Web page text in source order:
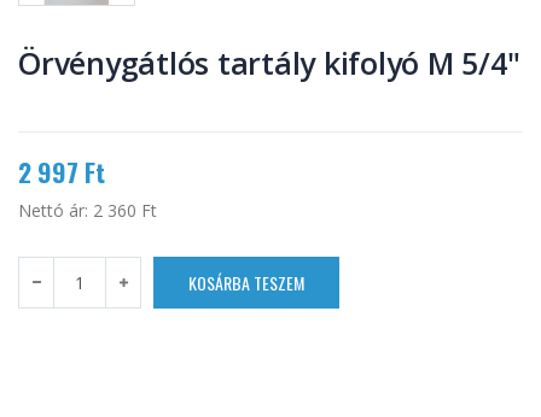
Örvénygátlós tartály kifolyó M 5/4"
2 997 Ft
Nettó ár: 2 360 Ft